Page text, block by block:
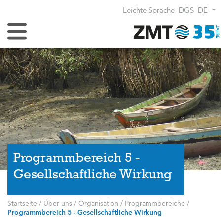
Leichte Sprache DGS DE
Navigation umschalten
Programmbereich 5 -
Gesellschaftliche Wirkung
Startseite / Über uns / Organisation / Programmbereiche /
Programmbereich 5 - Gesellschaftliche Wirkung